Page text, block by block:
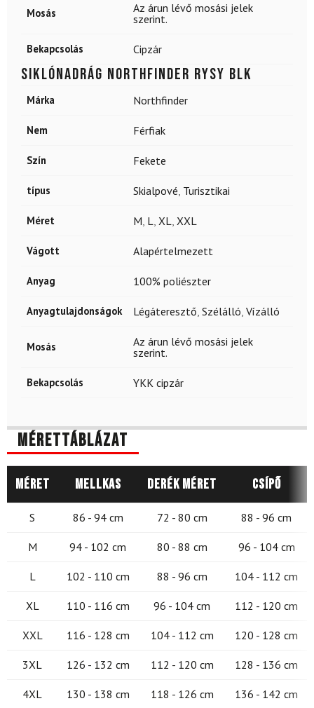
Mosás
Az árun lévő mosási jelek
szerint.
Bekapcsolás Cipzár
Siklónadrág NORTHFINDER Rysy Blk
Márka Northfinder
Nem Férfiak
Szín Fekete
típus Skialpové, Turisztikai
Méret M, L, XL, XXL
Vágott Alapértelmezett
Anyag 100% poliészter
Anyagtulajdonságok Légáteresztő, Szélálló, Vízálló
Mosás
Az árun lévő mosási jelek
szerint.
Bekapcsolás YKK cipzár
Mérettáblázat
Méret Mellkas Derék méret Csípő
S 86 - 94 cm 72 - 80 cm 88 - 96 cm
M 94 - 102 cm 80 - 88 cm 96 - 104 cm
L 102 - 110 cm 88 - 96 cm 104 - 112 cm
XL 110 - 116 cm 96 - 104 cm 112 - 120 cm
XXL 116 - 128 cm 104 - 112 cm 120 - 128 cm
3XL 126 - 132 cm 112 - 120 cm 128 - 136 cm
4XL 130 - 138 cm 118 - 126 cm 136 - 142 cm